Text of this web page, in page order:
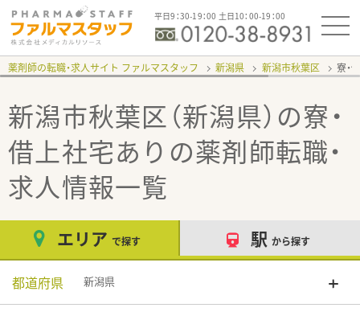
平日9：30-19：00 土日10：00-19：00
薬剤師の転職・求人サイト ファルマスタッフ 新潟県 新潟市秋葉区 寮・
新潟市秋葉区（新潟県）の寮・
借上社宅あり の薬剤師転職・
求人情報一覧
エリア で探す 駅 から探す
都道府県 新潟県